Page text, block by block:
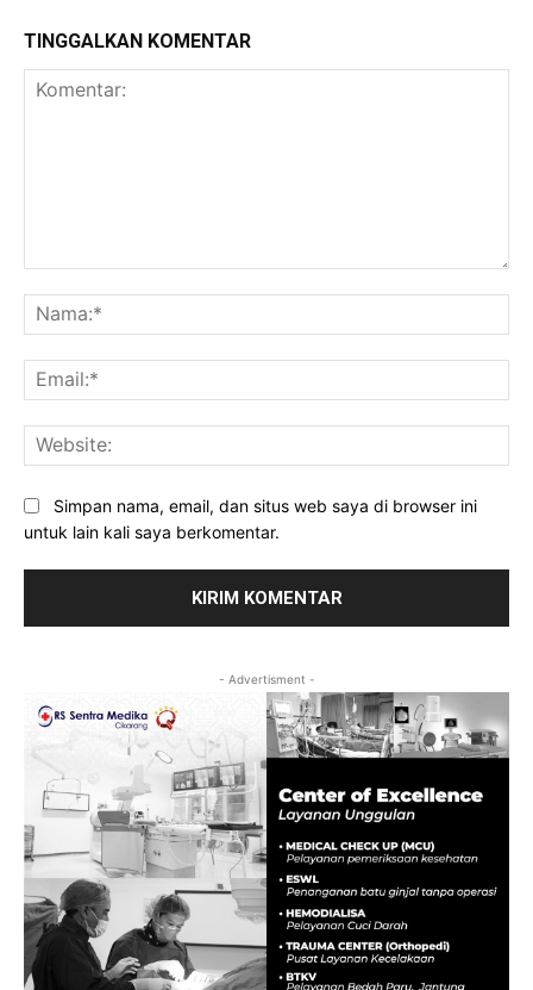
TINGGALKAN KOMENTAR
Simpan nama, email, dan situs web saya di browser ini
untuk lain kali saya berkomentar.
- Advertisment -